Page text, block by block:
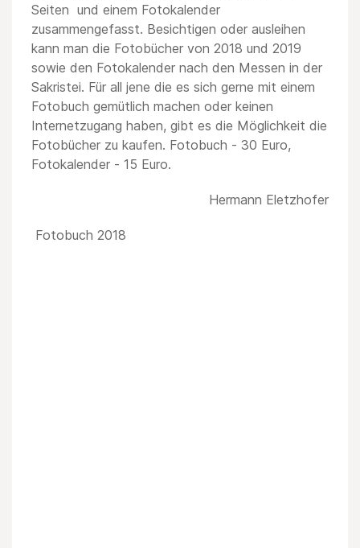
Seiten und einem Fotokalender
zusammengefasst. Besichtigen oder ausleihen
kann man die Fotobücher von 2018 und 2019
sowie den Fotokalender nach den Messen in der
Sakristei. Für all jene die es sich gerne mit einem
Fotobuch gemütlich machen oder keinen
Internetzugang haben, gibt es die Möglichkeit die
Fotobücher zu kaufen. Fotobuch - 30 Euro,
Fotokalender - 15 Euro.
Hermann Eletzhofer
Fotobuch 2018